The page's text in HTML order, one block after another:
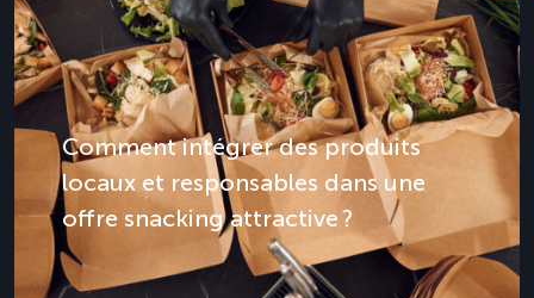
Comment intégrer des produits
locaux et responsables dans une
offre snacking attractive ?